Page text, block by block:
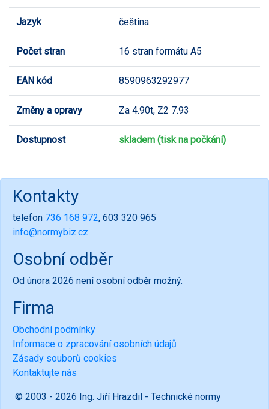
Jazyk čeština
Počet stran 16 stran formátu A5
EAN kód 8590963292977
Změny a opravy Za 4.90t, Z2 7.93
Dostupnost skladem (tisk na počkání)
Kontakty
telefon 736 168 972, 603 320 965
info@normybiz.cz
Osobní odběr
Od února 2026 není osobní odběr možný.
Firma
Obchodní podmínky
Informace o zpracování osobních údajů
Zásady souborů cookies
Kontaktujte nás
© 2003 - 2026 Ing. Jiří Hrazdil - Technické normy